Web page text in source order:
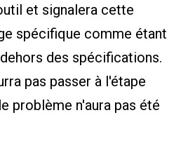
et signalera cette
spécifique comme étant
des spécifications.
pas passer à l'étape
problème n'aura pas été